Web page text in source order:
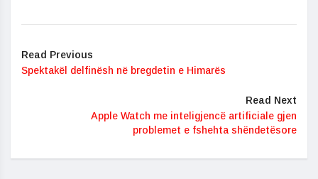
Read Previous
Spektakël delfinësh në bregdetin e Himarës
Read Next
Apple Watch me inteligjencë artificiale gjen
problemet e fshehta shëndetësore